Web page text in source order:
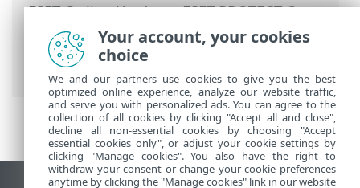
ESET Online Yardım>ESET PROTECT On-
Prem> Özellikler> Desteklenen Web
tarayıcıları, ESET güvenlik ürünleri ve
dilleri
Your account, your cookies
choice
We and our partners use cookies to give you the best
optimized online experience, analyze our website traffic,
and serve you with personalized ads. You can agree to the
collection of all cookies by clicking "Accept all and close",
decline all non-essential cookies by choosing "Accept
essential cookies only", or adjust your cookie settings by
clicking "Manage cookies". You also have the right to
withdraw your consent or change your cookie preferences
anytime by clicking the "Manage cookies" link in our website